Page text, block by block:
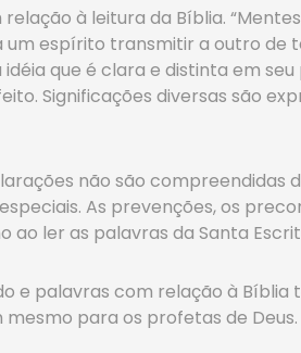
à leitura da Bíblia.
um espírito transmitir a outro
que é clara e distinta em
Significações diversas são
não são
As prevenções, os
ler as palavras da Santa
e palavras com relação à
para os profetas de Deus.